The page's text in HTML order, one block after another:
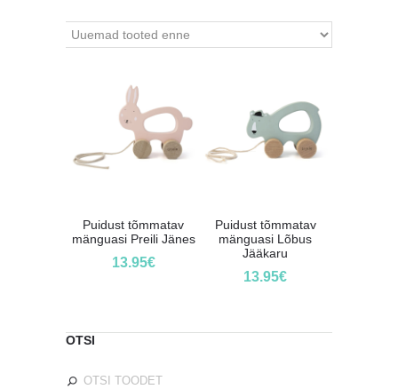
Puidust tõmmatav
mänguasi Preili Jänes
13.95€
Puidust tõmmatav
mänguasi Lõbus
Jääkaru
13.95€
OTSI